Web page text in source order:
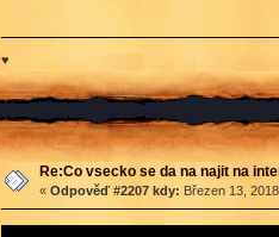
♥
Re:Co vsecko se da na najit na
« Odpověď #2207 kdy: Březen 13,